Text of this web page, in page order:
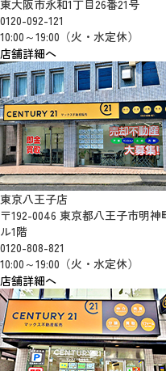
東大阪市永和1丁目26番21号
0120-092-121
10:00～19:00（火・水定休）
店舗詳細へ
東京八王子店
〒192-0046 東京都八王子市明
ル1階
0120-808-821
10:00～19:00（火・水定休）
店舗詳細へ